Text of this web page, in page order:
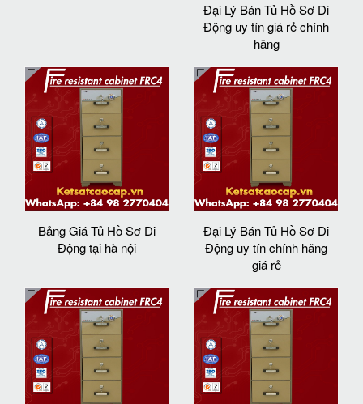
Đại Lý Bán Tủ Hồ Sơ Di
Động uy tín giá rẻ chính
hãng
Bảng Giá Tủ Hồ Sơ Di
Động tại hà nội
Đại Lý Bán Tủ Hồ Sơ Di
Động uy tín chính hãng
giá rẻ